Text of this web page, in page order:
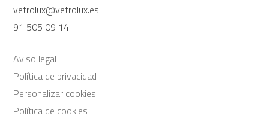
vetrolux@vetrolux.es
91 505 09 14
Aviso legal
Política de privacidad
Personalizar cookies
Política de cookies